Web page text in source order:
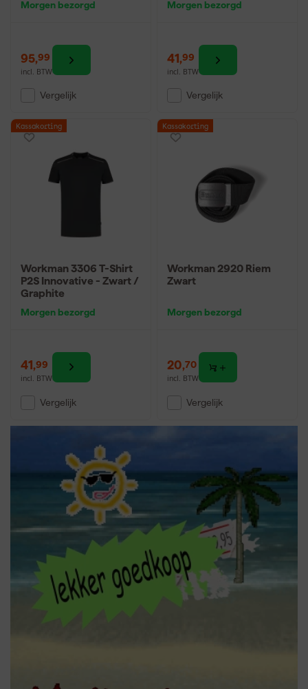
Morgen bezorgd
95,99
incl. BTW
Vergelijk
Morgen bezorgd
41,99
incl. BTW
Vergelijk
Kassakorting
Workman 3306 T-Shirt
P2S Innovative - Zwart /
Graphite
Morgen bezorgd
41,99
incl. BTW
Vergelijk
Kassakorting
Workman 2920 Riem
Zwart
Morgen bezorgd
20,70
incl. BTW
Vergelijk